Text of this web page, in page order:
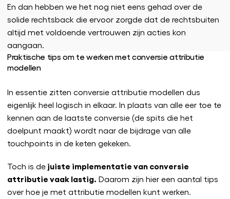
En dan hebben we het nog niet eens gehad over de
solide rechtsback die ervoor zorgde dat de rechtsbuiten
altijd met voldoende vertrouwen zijn acties kon
aangaan.
Praktische tips om te werken met conversie attributie
modellen
In essentie zitten conversie attributie modellen dus
eigenlijk heel logisch in elkaar. In plaats van alle eer toe te
kennen aan de laatste conversie (de spits die het
doelpunt maakt) wordt naar de bijdrage van alle
touchpoints in de keten gekeken.
Toch is de juiste implementatie van conversie
attributie vaak lastig. Daarom zijn hier een aantal tips
over hoe je met attributie modellen kunt werken.